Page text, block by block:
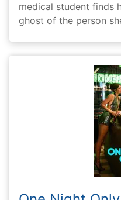
medical student finds
ghost of the person